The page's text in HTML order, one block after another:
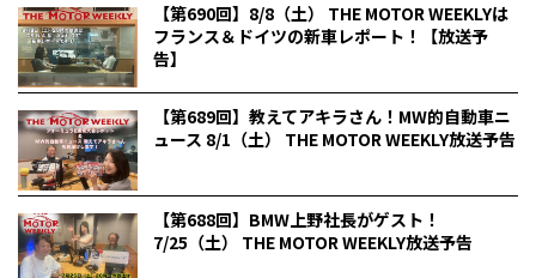
【第690回】8/8（土） THE MOTOR WEEKLYは
フランス＆ドイツの新車レポート！【放送予
告】
【第689回】教えてアキラさん！MW的自動車ニ
ュース 8/1（土） THE MOTOR WEEKLY放送予告
【第688回】BMW上野社長がゲスト！
7/25（土） THE MOTOR WEEKLY放送予告